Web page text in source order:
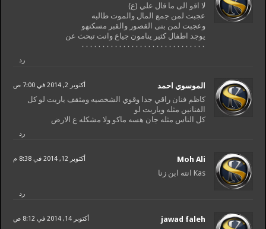
لا اقو الى ما قال علي (ع)
عجبت لمن جمع المال والموت طالبه
وعجبت لمن بنى القصور والقبر مسكنهو
يوجد اطفال كثير ينامون جياع وانت تبحث عن
٠٠٠٠٠٠٠٠٠٠٠٠٠٠٠٠٠٠٠٠٠٠٠٠٠٠٠٠٠٠
رد
الموسوي احمد أكتوبر 2, 2014 في 7:00 ص
كاظم فنان راقي جدا وقوي الشخصيه ومثقف ياريت لو كل
الفنانين مثله وياريت لو
كل الناس مثله جان هسه ماكو ولا مشكله ع الارض
رد
Moh Ali أكتوبر 12, 2014 في 8:38 م
Kas انته ابن زنا
رد
jawad faleh أكتوبر 14, 2014 في 8:12 ص